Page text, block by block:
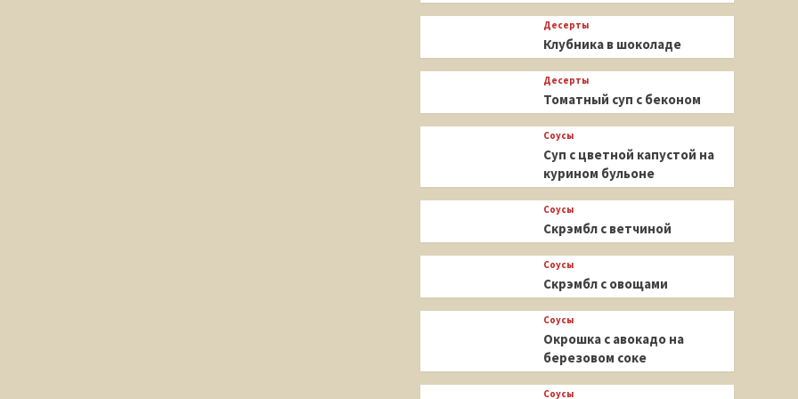
Десерты
Клубника в шоколаде
Десерты
Томатный суп с беконом
Соусы
Суп с цветной капустой на
курином бульоне
Соусы
Скрэмбл с ветчиной
Соусы
Скрэмбл с овощами
Соусы
Окрошка с авокадо на
березовом соке
Соусы